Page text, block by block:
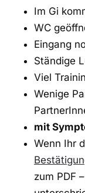
Im Gi
WC
Eingang
Ständige
Viel
Wenige
mit
Wenn Ihr
zum PDF